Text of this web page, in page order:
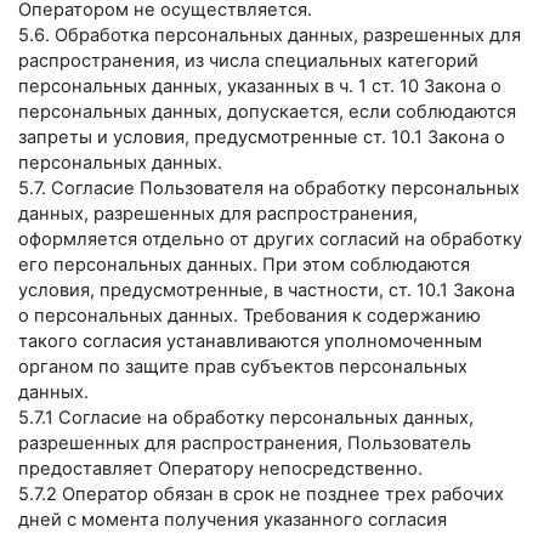
Оператором не осуществляется.
5.6. Обработка персональных данных, разрешенных для
распространения, из числа специальных категорий
персональных данных, указанных в ч. 1 ст. 10 Закона о
персональных данных, допускается, если соблюдаются
запреты и условия, предусмотренные ст. 10.1 Закона о
персональных данных.
5.7. Согласие Пользователя на обработку персональных
данных, разрешенных для распространения,
оформляется отдельно от других согласий на обработку
его персональных данных. При этом соблюдаются
условия, предусмотренные, в частности, ст. 10.1 Закона
о персональных данных. Требования к содержанию
такого согласия устанавливаются уполномоченным
органом по защите прав субъектов персональных
данных.
5.7.1 Согласие на обработку персональных данных,
разрешенных для распространения, Пользователь
предоставляет Оператору непосредственно.
5.7.2 Оператор обязан в срок не позднее трех рабочих
дней с момента получения указанного согласия